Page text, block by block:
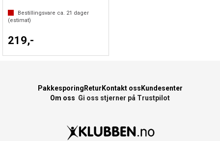
Bestillingsvare ca. 21 dager
(estimat)
219,-
Pakkesporing Retur Kontakt oss Kundesenter
Om oss Gi oss stjerner på Trustpilot